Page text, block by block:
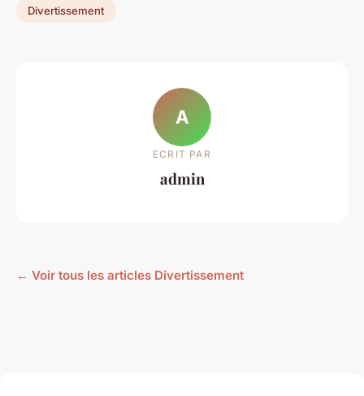
Divertissement
A
ECRIT PAR
admin
← Voir tous les articles Divertissement